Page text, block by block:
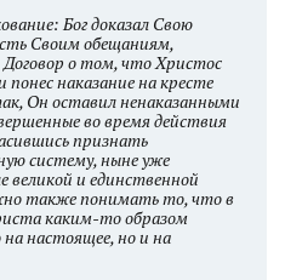
Бог доказал Свою
Своим обещаниям,
о том, что Христос
понес наказание на кресте
Он оставил ненаказанными
во время действия
признать
систему, ныне уже
великой и единственной
также понимать то, что в
каким-то образом
настоящее, но и на